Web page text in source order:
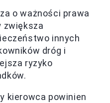
o ważności prawa
zwiększa
innych
dróg i
ryzyko
kierowca powinien